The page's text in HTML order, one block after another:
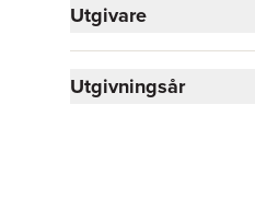
Utgivare
Utgivningsår